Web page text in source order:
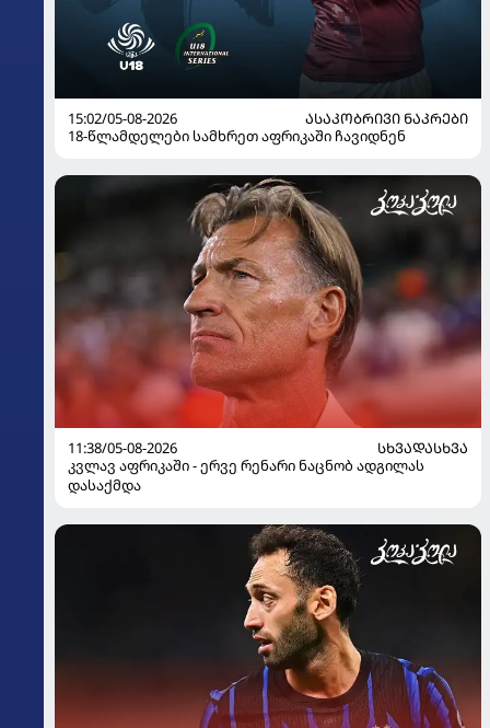
15:02/05-08-2026
ᲐᲡᲐᲙᲝᲑᲠᲘᲕᲘ ᲜᲐᲙᲠᲔᲑᲘ
18-წლამდელები სამხრეთ აფრიკაში ჩავიდნენ
11:38/05-08-2026
ᲡᲮᲕᲐᲓᲐᲡᲮᲕᲐ
კვლავ აფრიკაში - ერვე რენარი ნაცნობ ადგილას
დასაქმდა